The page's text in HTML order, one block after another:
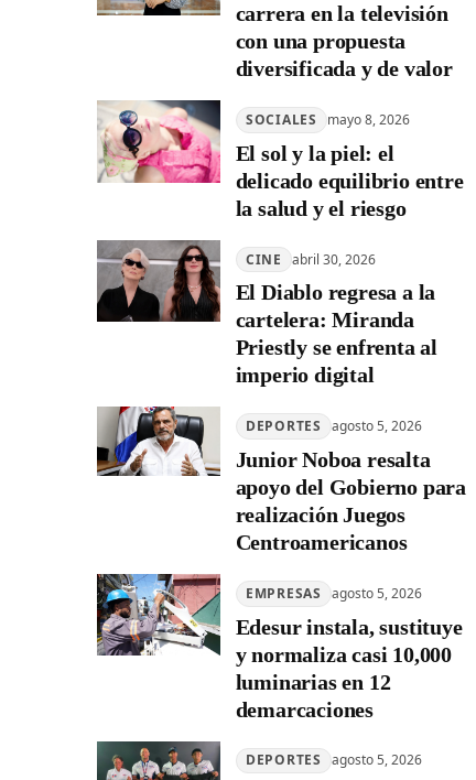
carrera en la televisión
con una propuesta
diversificada y de valor
SOCIALES mayo 8, 2026
El sol y la piel: el
delicado equilibrio entre
la salud y el riesgo
CINE abril 30, 2026
El Diablo regresa a la
cartelera: Miranda
Priestly se enfrenta al
imperio digital
DEPORTES agosto 5, 2026
Junior Noboa resalta
apoyo del Gobierno para
realización Juegos
Centroamericanos
EMPRESAS agosto 5, 2026
Edesur instala, sustituye
y normaliza casi 10,000
luminarias en 12
demarcaciones
DEPORTES agosto 5, 2026